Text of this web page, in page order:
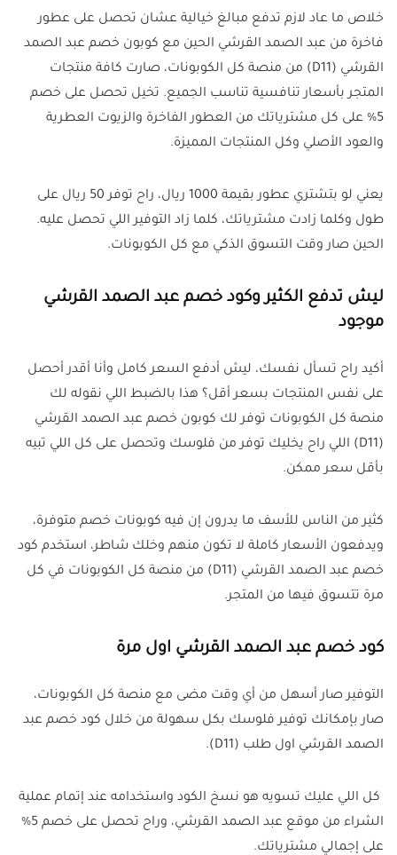
خلاص ما عاد لازم تدفع مبالغ خيالية عشان تحصل على عطور
فاخرة من عبد الصمد القرشي الحين مع كوبون خصم عبد الصمد
القرشي (D11) من منصة كل الكوبونات، صارت كافة منتجات
المتجر بأسعار تنافسية تناسب الجميع. تخيل تحصل على خصم
5% على كل مشترياتك من العطور الفاخرة والزيوت العطرية
والعود الأصلي وكل المنتجات المميزة.
يعني لو بتشتري عطور بقيمة 1000 ريال، راح توفر 50 ريال على
طول وكلما زادت مشترياتك، كلما زاد التوفير اللي تحصل عليه.
الحين صار وقت التسوق الذكي مع كل الكوبونات.
ليش تدفع الكثير وكود خصم عبد الصمد القرشي
موجود
أكيد راح تسأل نفسك، ليش أدفع السعر كامل وأنا أقدر أحصل
على نفس المنتجات بسعر أقل؟ هذا بالضبط اللي نقوله لك
منصة كل الكوبونات توفر لك كوبون خصم عبد الصمد القرشي
(D11) اللي راح يخليك توفر من فلوسك وتحصل على كل اللي تبيه
بأقل سعر ممكن.
كثير من الناس للأسف ما يدرون إن فيه كوبونات خصم متوفرة،
ويدفعون الأسعار كاملة لا تكون منهم وخلك شاطر، استخدم كود
خصم عبد الصمد القرشي (D11) من منصة كل الكوبونات في كل
مرة تتسوق فيها من المتجر.
كود خصم عبد الصمد القرشي اول مرة
التوفير صار أسهل من أي وقت مضى مع منصة كل الكوبونات،
صار بإمكانك توفير فلوسك بكل سهولة من خلال كود خصم عبد
الصمد القرشي اول طلب (D11).
كل اللي عليك تسويه هو نسخ الكود واستخدامه عند إتمام عملية
الشراء من موقع عبد الصمد القرشي، وراح تحصل على خصم 5%
على إجمالي مشترياتك.